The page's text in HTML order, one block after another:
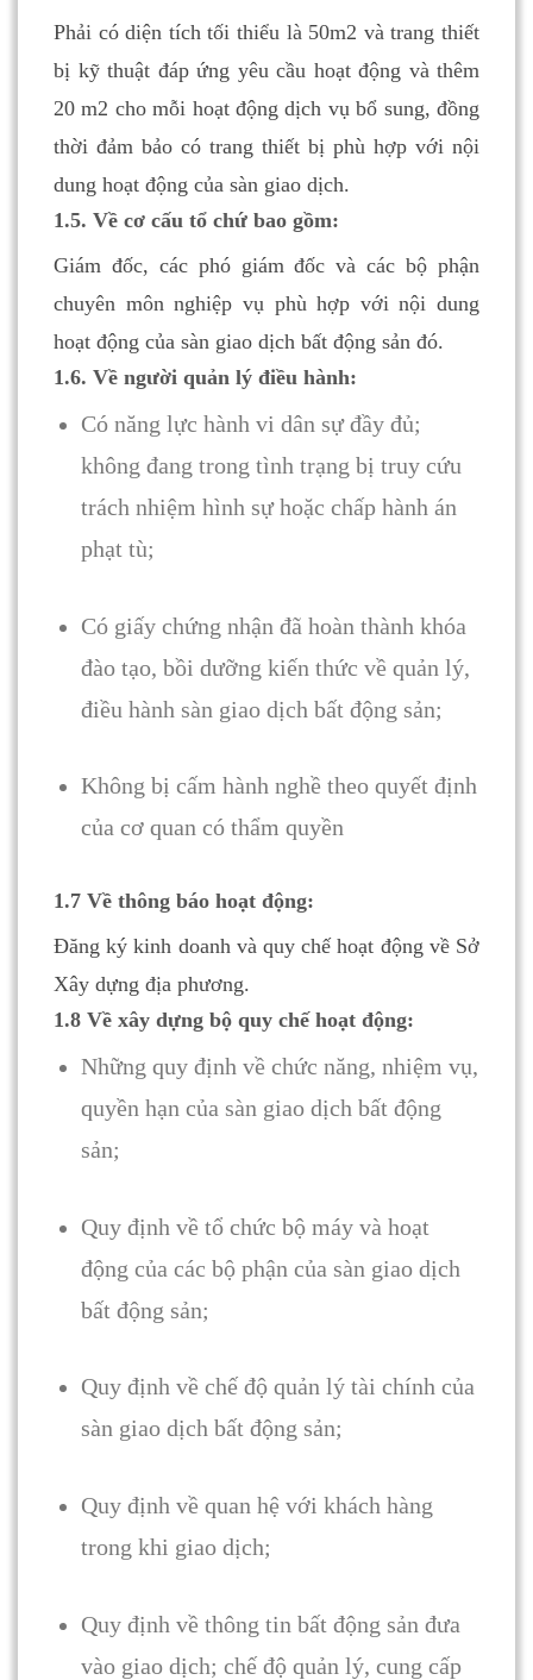
Phải có diện tích tối thiểu là 50m2 và trang thiết
bị kỹ thuật đáp ứng yêu cầu hoạt động và thêm
20 m2 cho mỗi hoạt động dịch vụ bổ sung, đồng
thời đảm bảo có trang thiết bị phù hợp với nội
dung hoạt động của sàn giao dịch.
1.5. Về cơ cấu tổ chứ bao gồm:
Giám đốc, các phó giám đốc và các bộ phận
chuyên môn nghiệp vụ phù hợp với nội dung
hoạt động của sàn giao dịch bất động sản đó.
1.6. Về người quản lý điều hành:
Có năng lực hành vi dân sự đầy đủ;
không đang trong tình trạng bị truy cứu
trách nhiệm hình sự hoặc chấp hành án
phạt tù;
Có giấy chứng nhận đã hoàn thành khóa
đào tạo, bồi dưỡng kiến thức về quản lý,
điều hành sàn giao dịch bất động sản;
Không bị cấm hành nghề theo quyết định
của cơ quan có thẩm quyền
1.7 Về thông báo hoạt động:
Đăng ký kinh doanh và quy chế hoạt động về Sở
Xây dựng địa phương.
1.8 Về xây dựng bộ quy chế hoạt động:
Những quy định về chức năng, nhiệm vụ,
quyền hạn của sàn giao dịch bất động
sản;
Quy định về tổ chức bộ máy và hoạt
động của các bộ phận của sàn giao dịch
bất động sản;
Quy định về chế độ quản lý tài chính của
sàn giao dịch bất động sản;
Quy định về quan hệ với khách hàng
trong khi giao dịch;
Quy định về thông tin bất động sản đưa
vào giao dịch; chế độ quản lý, cung cấp